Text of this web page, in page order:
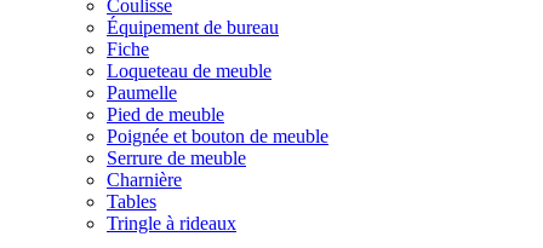
Coulisse
Équipement de bureau
Fiche
Loqueteau de meuble
Paumelle
Pied de meuble
Poignée et bouton de meuble
Serrure de meuble
Charnière
Tables
Tringle à rideaux